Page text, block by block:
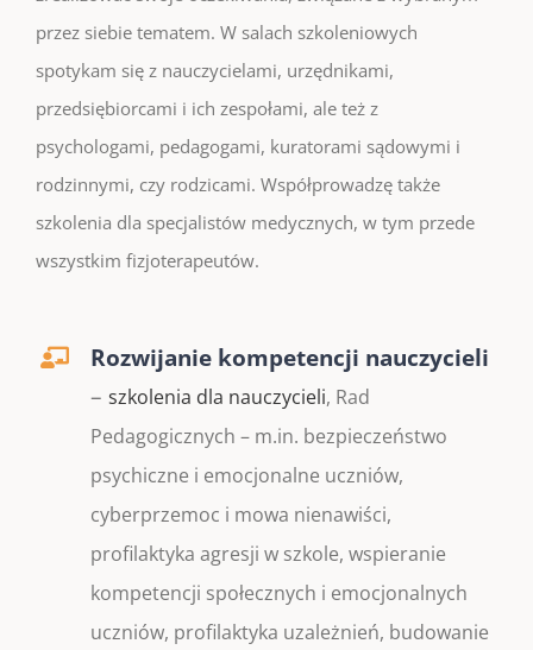
przez siebie tematem. W salach szkoleniowych
spotykam się z nauczycielami, urzędnikami,
przedsiębiorcami i ich zespołami, ale też z
psychologami, pedagogami, kuratorami sądowymi i
rodzinnymi, czy rodzicami. Współprowadzę także
szkolenia dla specjalistów medycznych, w tym przede
wszystkim fizjoterapeutów.
Rozwijanie kompetencji nauczycieli
– szkolenia dla nauczycieli, Rad
Pedagogicznych – m.in. bezpieczeństwo
psychiczne i emocjonalne uczniów,
cyberprzemoc i mowa nienawiści,
profilaktyka agresji w szkole, wspieranie
kompetencji społecznych i emocjonalnych
uczniów, profilaktyka uzależnień, budowanie